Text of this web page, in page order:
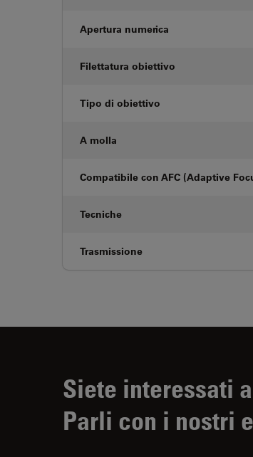
Apertura numerica
Filettatura obiettivo
Tipo di obiettivo
A molla
Compatibile con AFC (Adaptive
Tecniche
Trasmissione
Siete interessati
Parli con i nostri